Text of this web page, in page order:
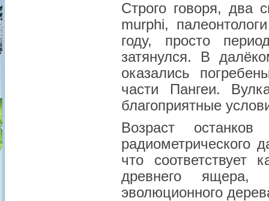
Строго говоря, два
murphi,
году, просто
затянулся. В
оказались
части Пангеи.
благоприятные
Возраст
радиометрического
что соответствует
древнего ящера,
эволюционного